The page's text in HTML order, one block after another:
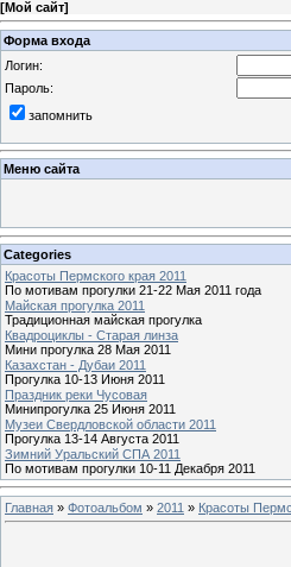
[Мой сайт]
Форма входа
Логин:
Пароль:
запомнить
Меню сайта
Categories
Красоты Пермского края 2011
По мотивам прогулки 21-22 Мая 2011 года
Майская прогулка 2011
Традиционная майская прогулка
Квадроциклы - Старая линза
Мини прогулка 28 Мая 2011
Казахстан - Дубаи 2011
Прогулка 10-13 Июня 2011
Праздник реки Чусовая
Минипрогулка 25 Июня 2011
Музеи Свердловской области 2011
Прогулка 13-14 Августа 2011
Зимний Уральский СПА 2011
По мотивам прогулки 10-11 Декабря 2011
Главная » Фотоальбом » 2011 » Красоты